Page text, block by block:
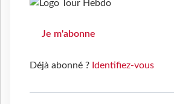
Je m'abonne
Déjà abonné ? Identifiez-vous